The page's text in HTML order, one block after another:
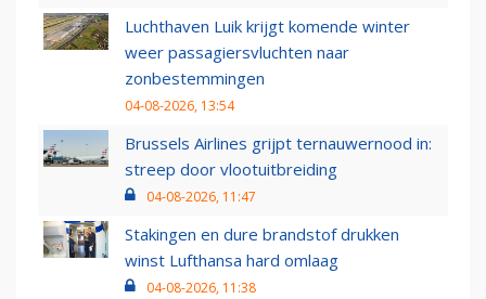
Luchthaven Luik krijgt komende winter
weer passagiersvluchten naar
zonbestemmingen
04-08-2026, 13:54
Brussels Airlines grijpt ternauwernood in:
streep door vlootuitbreiding
04-08-2026, 11:47
Stakingen en dure brandstof drukken
winst Lufthansa hard omlaag
04-08-2026, 11:38